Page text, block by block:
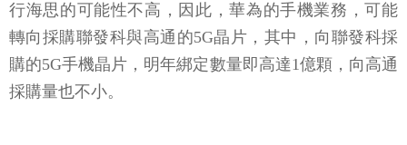
行海思的可能性不高，因此，華為的手機業務，可能
轉向採購聯發科與高通的5G晶片，其中，向聯發科採
購的5G手機晶片，明年綁定數量即高達1億顆，向高通
採購量也不小。